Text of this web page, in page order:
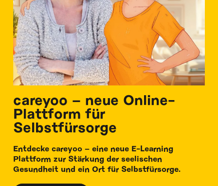
careyoo – neue Online-
Plattform für
Selbstfürsorge
Entdecke careyoo – eine neue E-Learning
Plattform zur Stärkung der seelischen
Gesundheit und ein Ort für Selbstfürsorge.